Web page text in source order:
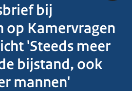
bij
Kamervragen
'Steeds meer
bijstand, ook
mannen'